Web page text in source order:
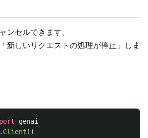
ンセルできます。
新しいリクエストの処理が停止」しま
genai
. Client ()